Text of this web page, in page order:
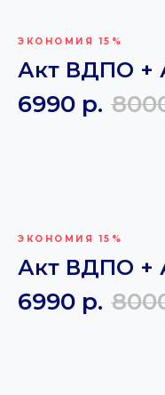
ЭКОНОМИЯ 15%
Акт ВДПО +
6990 р.
ЭКОНОМИЯ 15%
Акт ВДПО +
6990 р.